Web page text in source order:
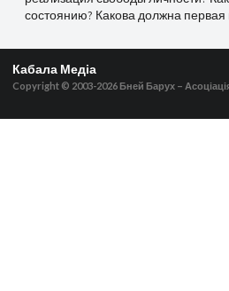
состоянию? Какова должна
Кабала Медіа
Copyright © 2003-2026 Бней Барух –